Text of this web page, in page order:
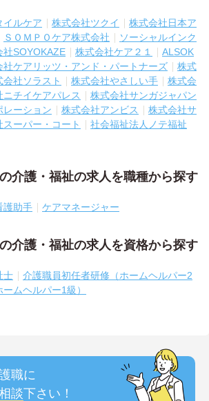
イルケア 株式会社ツクイ
株式会社日本ア
ＳＯＭＰＯケア株式会社
ソーシャルインク
社SOYOKAZE 株式会社ケア２１
ALSOK
社ケアリッツ・アンド・パートナーズ
株式
会社ソラスト 株式会社やさしい手
株式会
ニチイケアパレス
株式会社サンガジャパン
レーション
株式会社アンビス
株式会社サ
スーパー・コート
社会福祉法人ノテ福祉
介護・福祉の求人を職種から探す
護助手 ケアマネージャー
介護・福祉の求人を資格から探す
士
介護職員初任者研修（ホームヘルパー2
ムヘルパー1級）
職に
談下さい！